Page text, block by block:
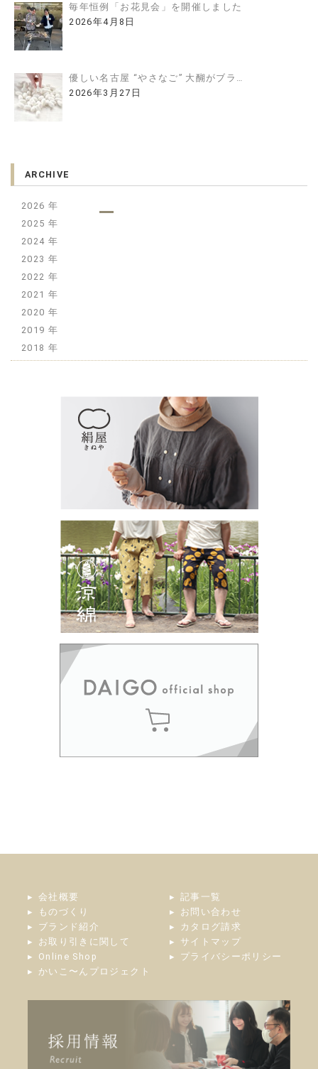
毎年恒例「お花見会」を開催しました
2026年4月8日
優しい名古屋 “やさなご” 大醐がブラ…
2026年3月27日
ARCHIVE
2026
2025
2024
2023
2022
2021
2020
2019
2018
会社概要
ものづくり
ブランド紹介
お取り引きに関して
Online Shop
かいこ〜んプロジェクト
記事一覧
お問い合わせ
カタログ請求
サイトマップ
プライバシーポリシー